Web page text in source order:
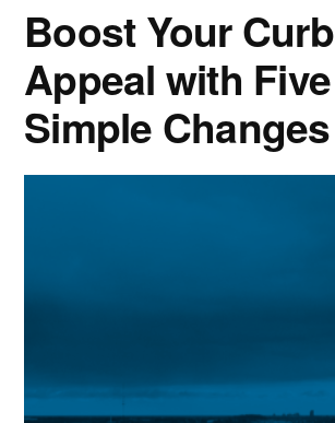
Boost Your Curb
Appeal with Five
Simple Changes